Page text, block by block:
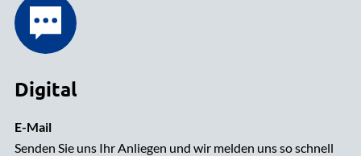
Digital
E-Mail
Senden Sie uns Ihr Anliegen und wir melden uns so schnell